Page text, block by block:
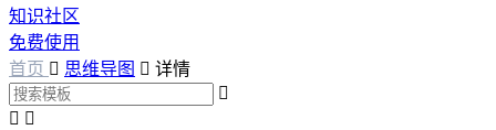
知识社区
免费使用
首页  思维导图  详情

 